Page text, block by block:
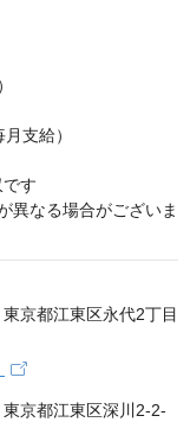
支給）
す